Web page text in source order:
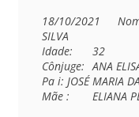
18/10/2021	Nome :	DOUGLAS PERPETUO DA
SILVA
Idade:	32
Cônjuge:	ANA ELISA FRANCISCO APOLINÁRIO SILVA
Pa i:	JOSÉ MARIA DA SILVA
Mãe :	ELIANA PERPETUO DA SILVA